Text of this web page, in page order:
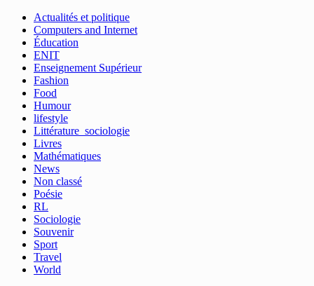
Actualités et politique
Computers and Internet
Éducation
ENIT
Enseignement Supérieur
Fashion
Food
Humour
lifestyle
Littérature_sociologie
Livres
Mathématiques
News
Non classé
Poésie
RL
Sociologie
Souvenir
Sport
Travel
World